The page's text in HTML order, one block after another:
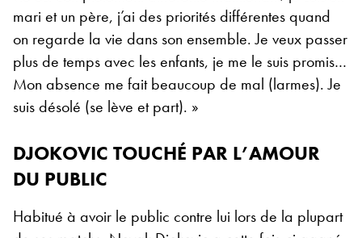
mari et un père, j’ai des priorités différentes quand
on regarde la vie dans son ensemble. Je veux passer
plus de temps avec les enfants, je me le suis promis…
Mon absence me fait beaucoup de mal (larmes). Je
suis désolé (se lève et part). »
DJOKOVIC TOUCHÉ PAR L’AMOUR
DU PUBLIC
Habitué à avoir le public contre lui lors de la plupart